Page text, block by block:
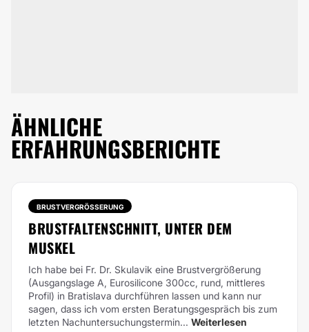
ÄHNLICHE
ERFAHRUNGSBERICHTE
BRUSTVERGRÖSSERUNG
BRUSTFALTENSCHNITT, UNTER DEM
MUSKEL
Ich habe bei Fr. Dr. Skulavik eine Brustvergrößerung
(Ausgangslage A, Eurosilicone 300cc, rund, mittleres
Profil) in Bratislava durchführen lassen und kann nur
sagen, dass ich vom ersten Beratungsgespräch bis zum
letzten Nachuntersuchungstermin... Weiterlesen